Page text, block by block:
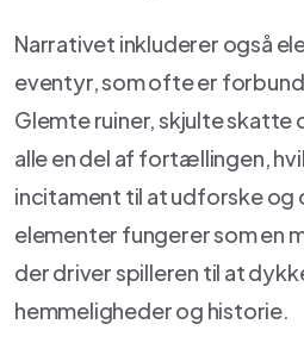
Narrativet inkluderer også
eventyr, som ofte er
Glemte ruiner, skjulte skatte
alle en del af fortællingen,
incitament til at udforske og
elementer fungerer som en
der driver spilleren til at
hemmeligheder og historie.